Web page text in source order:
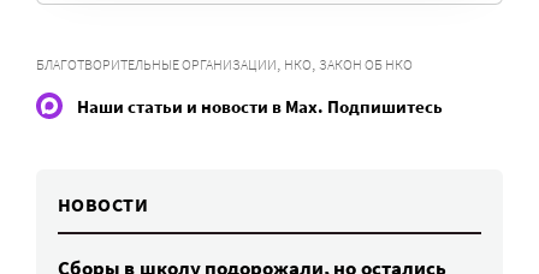
БЛАГОТВОРИТЕЛЬНЫЕ ОРГАНИЗАЦИИ, НКО, ЗАКОН ОБ НКО
Наши статьи и новости в Max. Подпишитесь
НОВОСТИ
Сборы в школу подорожали, но остались